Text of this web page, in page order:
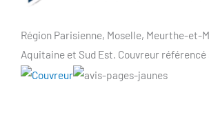
Région Parisienne, Moselle, Meurthe-et-
Aquitaine et Sud Est. Couvreur référencé